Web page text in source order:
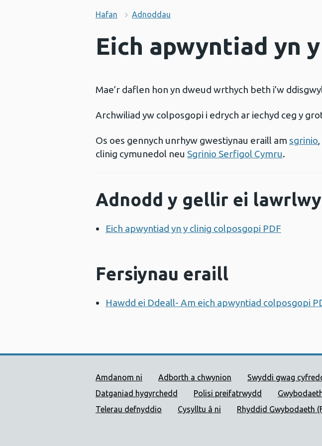
Hafan Adnoddau
Eich apwyntiad yn
Mae’r daflen hon yn dweud wrthych beth i’w
Archwiliad yw colposgopi i edrych ar iechyd ceg y
Os oes gennych unrhyw gwestiynau eraill am sgrinio
clinig cymunedol neu Sgrinio Serfigol Cymru.
Adnodd y gellir ei
Eich apwyntiad yn y clinig colposgopi PDF
Fersiynau eraill
Hawdd ei Ddeall- Am eich apwyntiad colposgopi
Dolenni Cymorth Iechyd Cyhoeddus
Amdanom ni Adborth a chwynion
Swyddi gwag
Datganiad hygyrchedd
Polisi preifatrwydd
Telerau defnyddio
Cysylltu â ni Rhyddid Gwybodaeth